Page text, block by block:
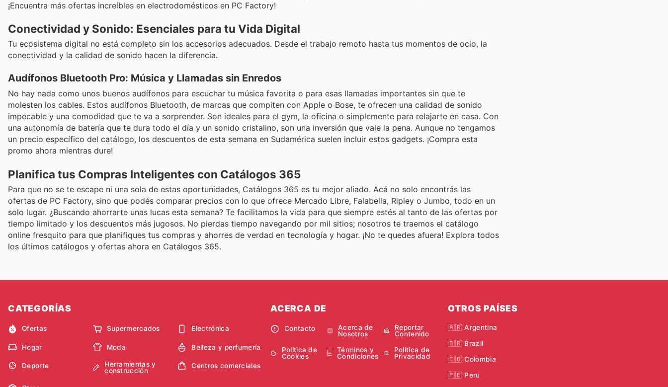
¡Encuentra más ofertas increíbles en electrodomésticos en PC Factory!
Conectividad y Sonido: Esenciales para tu Vida Digital
Tu ecosistema digital no está completo sin los accesorios adecuados. Desde el trabajo remoto hasta tus momentos de ocio, la
conectividad y la calidad de sonido hacen la diferencia.
Audífonos Bluetooth Pro: Música y Llamadas sin Enredos
No hay nada como unos buenos audífonos para escuchar tu música favorita o para esas llamadas importantes sin que te
molesten los cables. Estos audífonos Bluetooth, de marcas que compiten con Apple o Bose, te ofrecen una calidad de sonido
impecable y una comodidad que te va a sorprender. Son ideales para el gym, la oficina o simplemente para relajarte en casa. Con
una autonomía de batería que te dura todo el día y un sonido cristalino, son una inversión que vale la pena. Aunque no tengamos
un precio específico del catálogo, los descuentos de esta semana en Sudamérica suelen incluir estos gadgets. ¡Compra esta
promo ahora mientras dure!
Planifica tus Compras Inteligentes con Catálogos 365
Para que no se te escape ni una sola de estas oportunidades, Catálogos 365 es tu mejor aliado. Acá no solo encontrás las
ofertas de PC Factory, sino que podés comparar precios con lo que ofrece Mercado Libre, Falabella, Ripley o Jumbo, todo en un
solo lugar. ¿Buscando ahorrarte unas lucas esta semana? Te facilitamos la vida para que siempre estés al tanto de las ofertas por
tiempo limitado y los descuentos más jugosos. No pierdas tiempo navegando por mil sitios; nosotros te traemos el catálogo
online fresquito para que planifiques tus compras y ahorres de verdad en tecnología y hogar. ¡No te quedes afuera! Explora todos
los últimos catálogos y ofertas ahora en Catálogos 365.
CATEGORÍAS
Ofertas Supermercados Electrónica
Hogar Moda Belleza y perfumería
Deporte
Herramientas y
construcción
Centros comerciales
ACERCA DE
Contacto
Acerca de
Nosotros
Reportar
Contenido
Política de
Cookies
Términos y
Condiciones
Política de
Privacidad
OTROS PAÍSES
🇦🇷 Argentina
🇧🇷 Brazil
🇨🇴 Colombia
🇵🇪 Peru